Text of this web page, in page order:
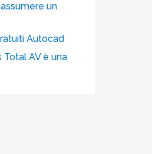
un
Autocad
Total AV è una